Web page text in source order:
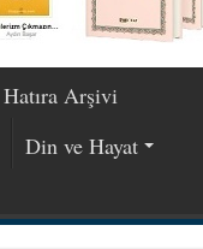
Hatıra Arşivi
Din ve Hayat